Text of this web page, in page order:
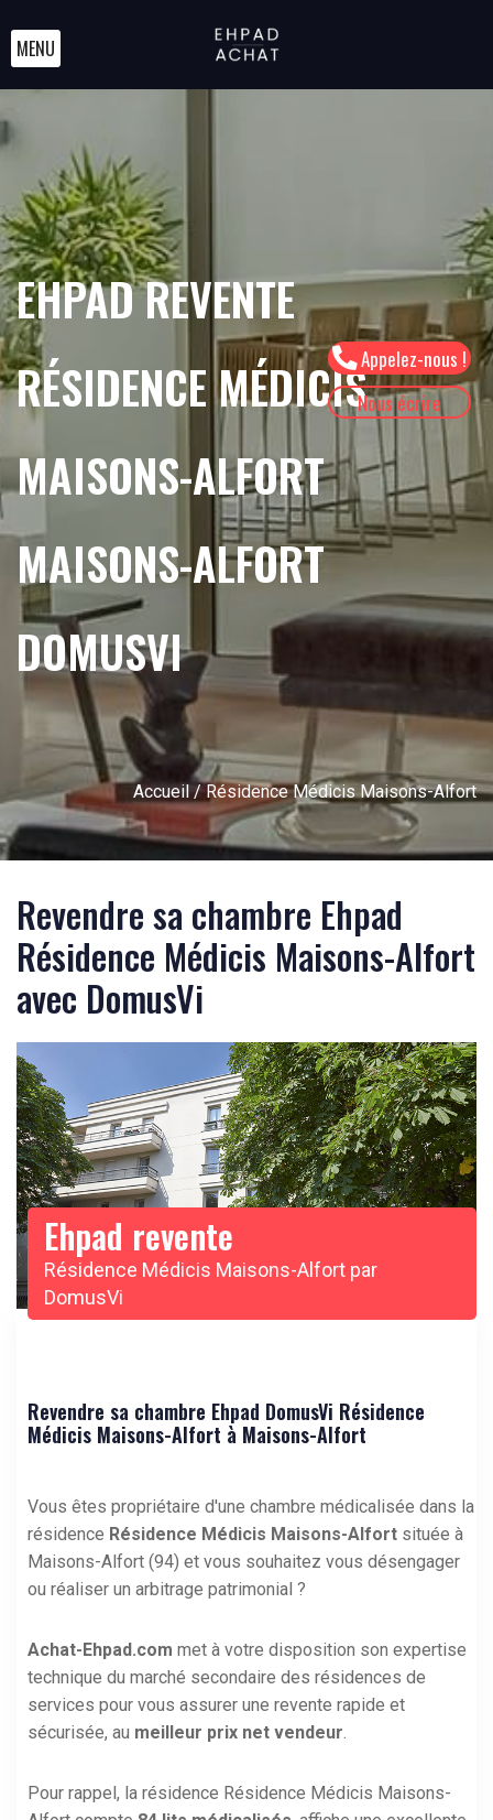
Appelez-nous !
Nous écrire
MENU
EHPAD REVENTE
RÉSIDENCE MÉDICIS
MAISONS-ALFORT
MAISONS-ALFORT
DOMUSVI
Accueil/ Résidence Médicis Maisons-Alfort
Revendre sa chambre Ehpad
Résidence Médicis Maisons-Alfort
avec DomusVi
Ehpad revente
Résidence Médicis Maisons-Alfort par
DomusVi
Revendre sa chambre Ehpad DomusVi Résidence
Médicis Maisons-Alfort à Maisons-Alfort
Vous êtes propriétaire d'une chambre médicalisée dans la
résidence Résidence Médicis Maisons-Alfort située à
Maisons-Alfort (94) et vous souhaitez vous désengager
ou réaliser un arbitrage patrimonial ?
Achat-Ehpad.com met à votre disposition son expertise
technique du marché secondaire des résidences de
services pour vous assurer une revente rapide et
sécurisée, au meilleur prix net vendeur
Pour rappel, la résidence Résidence Médicis Maisons-